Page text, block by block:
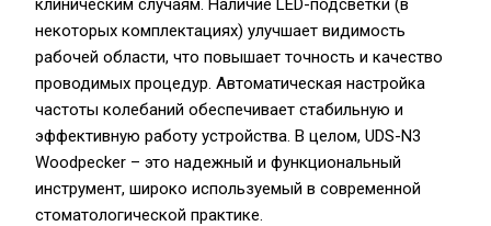
клиническим случаям. Наличие LED-подсветки (в
некоторых комплектациях) улучшает видимость
рабочей области, что повышает точность и качество
проводимых процедур. Автоматическая настройка
частоты колебаний обеспечивает стабильную и
эффективную работу устройства. В целом, UDS-N3
Woodpecker – это надежный и функциональный
инструмент, широко используемый в современной
стоматологической практике.